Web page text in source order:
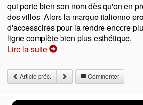
qui porte bien son nom dès qu'on en
des villes. Alors la marque italienne
d'accessoires pour la rendre encore
ligne complète bien plus esthétique.
Lire la suite
Article préc. Commenter